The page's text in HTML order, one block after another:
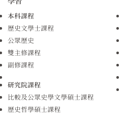
本科課程
歷史文學士課程
公眾歷史
雙主修課程
副修課程
研究院課程
比較及公眾史學文學碩士課程
歷史哲學碩士課程